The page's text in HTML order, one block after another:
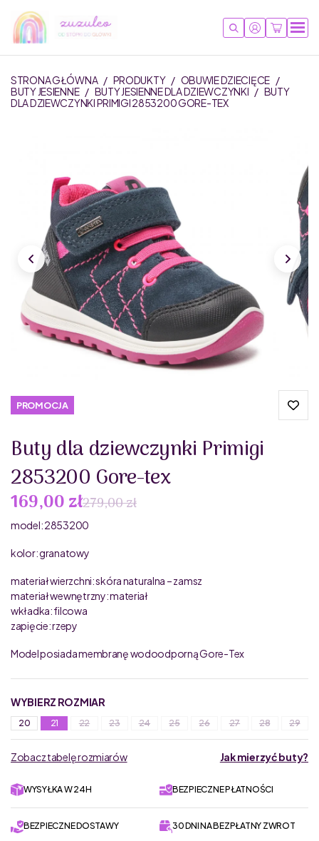
STRONA GŁÓWNA / PRODUKTY / OBUWIE DZIECIĘCE /
BUTY JESIENNE / BUTY JESIENNE DLA DZIEWCZYNKI / BUTY
DLA DZIEWCZYNKI PRIMIGI 2853200 GORE-TEX
PROMOCJA
Buty dla dziewczynki Primigi
2853200 Gore-tex
169,00 zł279,00 zł
model: 2853200
kolor: granatowy
materiał wierzchni: skóra naturalna – zamsz
materiał wewnętrzny: materiał
wkładka: filcowa
zapięcie: rzepy
Model posiada membranę wodoodporną Gore-Tex
WYBIERZ ROZMIAR
20 21 22 23 24 25 26 27 28 29
Zobacz tabelę rozmiarów Jak mierzyć buty?
WYSYŁKA W 24H BEZPIECZNE PŁATNOŚCI
BEZPIECZNE DOSTAWY 30 DNI NA BEZPŁATNY ZWROT